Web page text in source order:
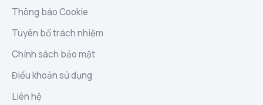
Thông báo Cookie
Tuyên bố trách nhiệm
Chính sách bảo mật
Điều khoản sử dụng
Liên hệ